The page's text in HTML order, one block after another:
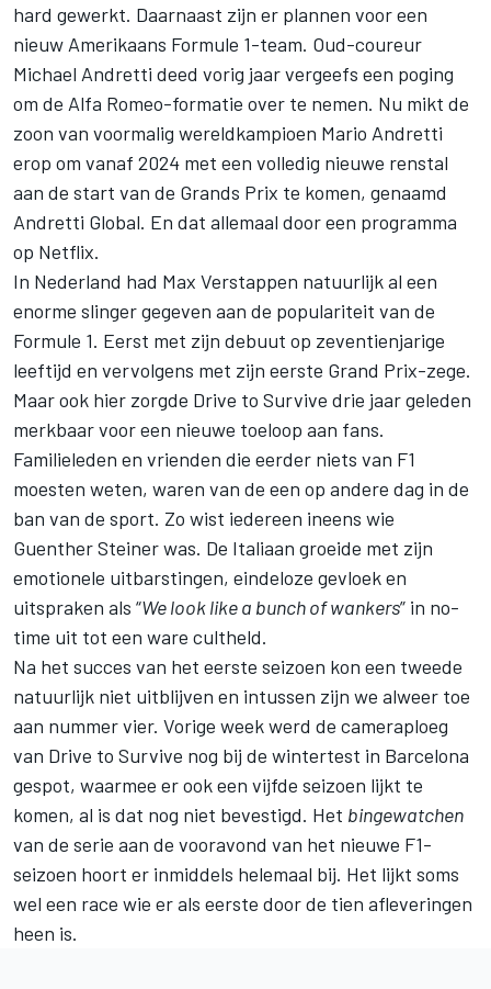
hard gewerkt. Daarnaast zijn er plannen voor een
nieuw Amerikaans Formule 1-team. Oud-coureur
Michael Andretti deed vorig jaar vergeefs een poging
om de Alfa Romeo-formatie over te nemen. Nu mikt de
zoon van voormalig wereldkampioen Mario Andretti
erop om vanaf 2024 met een volledig nieuwe renstal
aan de start van de Grands Prix te komen, genaamd
Andretti Global. En dat allemaal door een programma
op Netflix.
In Nederland had Max Verstappen natuurlijk al een
enorme slinger gegeven aan de populariteit van de
Formule 1. Eerst met zijn debuut op zeventienjarige
leeftijd en vervolgens met zijn eerste Grand Prix-zege.
Maar ook hier zorgde Drive to Survive drie jaar geleden
merkbaar voor een nieuwe toeloop aan fans.
Familieleden en vrienden die eerder niets van F1
moesten weten, waren van de een op andere dag in de
ban van de sport. Zo wist iedereen ineens wie
Guenther Steiner was. De Italiaan groeide met zijn
emotionele uitbarstingen, eindeloze gevloek en
uitspraken als “We look like a bunch of wankers” in no-
time uit tot een ware cultheld.
Na het succes van het eerste seizoen kon een tweede
natuurlijk niet uitblijven en intussen zijn we alweer toe
aan nummer vier. Vorige week werd de cameraploeg
van Drive to Survive nog bij de wintertest in Barcelona
gespot, waarmee er ook een vijfde seizoen lijkt te
komen, al is dat nog niet bevestigd. Het bingewatchen
van de serie aan de vooravond van het nieuwe F1-
seizoen hoort er inmiddels helemaal bij. Het lijkt soms
wel een race wie er als eerste door de tien afleveringen
heen is.